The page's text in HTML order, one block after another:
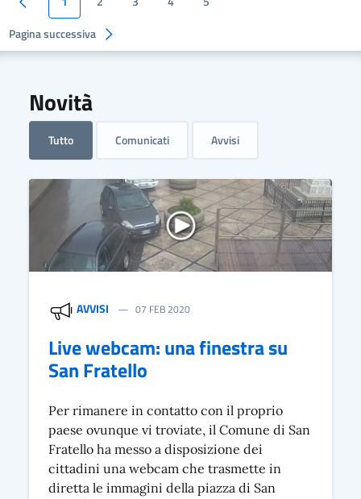
Pagina successiva
Novità
Tutto Comunicati Avvisi
AVVISI 07 FEB 2020
Live webcam: una finestra su
San Fratello
Per rimanere in contatto con il proprio
paese ovunque vi troviate, il Comune di San
Fratello ha messo a disposizione dei
cittadini una webcam che trasmette in
diretta le immagini della piazza di San